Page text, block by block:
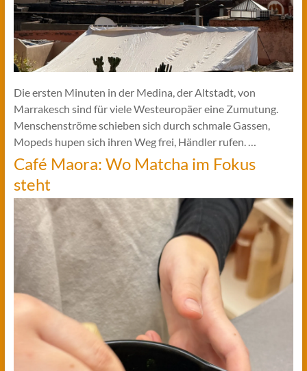
Die ersten Minuten in der Medina, der Altstadt, von
Marrakesch sind für viele Westeuropäer eine Zumutung.
Menschenströme schieben sich durch schmale Gassen,
Mopeds hupen sich ihren Weg frei, Händler rufen. …
Café Maora: Wo Matcha im Fokus
steht